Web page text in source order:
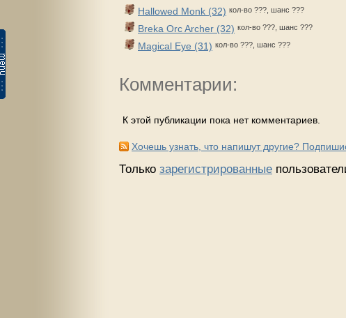
Hallowed Monk (32) кол-во ???, шанс ???
Breka Orc Archer (32) кол-во ???, шанс ???
Magical Eye (31) кол-во ???, шанс ???
Комментарии:
К этой публикации пока нет комментариев.
Хочешь узнать, что напишут другие?
Только зарегистрированные